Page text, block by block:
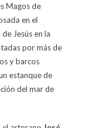
Magos de
en el
Jesús en la
por más de
y barcos
estanque de
del mar de